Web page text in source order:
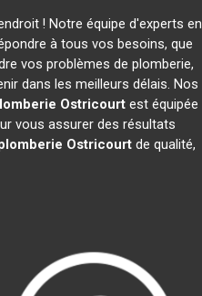
! Notre équipe d'experts en
à tous vos besoins, que
vos problèmes de plomberie,
dans les meilleurs délais. Nos
Ostricourtest équipée
vous assurer des résultats
Ostricourtde qualité,